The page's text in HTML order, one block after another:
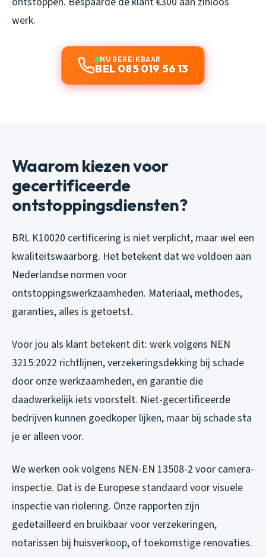
werk.
NU BEREIKBAAR
BEL 085 019 56 13
Waarom kiezen voor
gecertificeerde
ontstoppingsdiensten?
BRL K10020 certificering is niet verplicht, maar wel een
kwaliteitswaarborg. Het betekent dat we voldoen aan
Nederlandse normen voor
ontstoppingswerkzaamheden. Materiaal, methodes,
garanties, alles is getoetst.
Voor jou als klant betekent dit: werk volgens NEN
3215:2022 richtlijnen, verzekeringsdekking bij schade
door onze werkzaamheden, en garantie die
daadwerkelijk iets voorstelt. Niet-gecertificeerde
bedrijven kunnen goedkoper lijken, maar bij schade sta
je er alleen voor.
We werken ook volgens NEN-EN 13508-2 voor camera-
inspectie. Dat is de Europese standaard voor visuele
inspectie van riolering. Onze rapporten zijn
gedetailleerd en bruikbaar voor verzekeringen,
notarissen bij huisverkoop, of toekomstige renovaties.